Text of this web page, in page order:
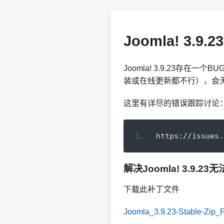
Joomla!
Joomla! 3.9.23存在一个
装或在线更新都不行），会
这里有详尽的错误跟踪讨论
https://
解决Joomla! 3.9.23无
下载此补丁文件
Joomla_3.9.23-Stable-